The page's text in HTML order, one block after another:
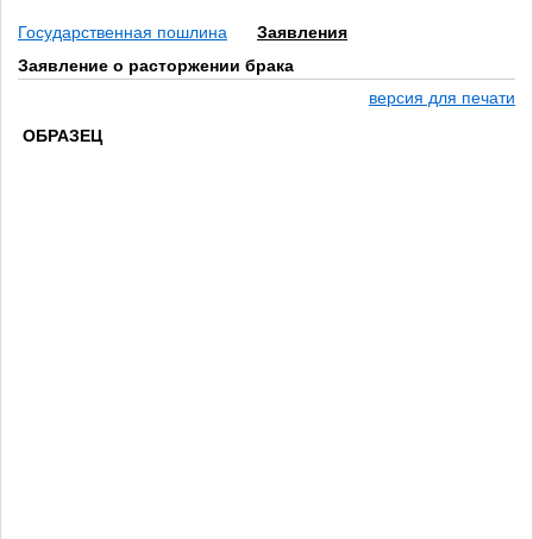
Государственная пошлина
Заявления
Заявление о расторжении брака
версия для печати
ОБРАЗЕЦ